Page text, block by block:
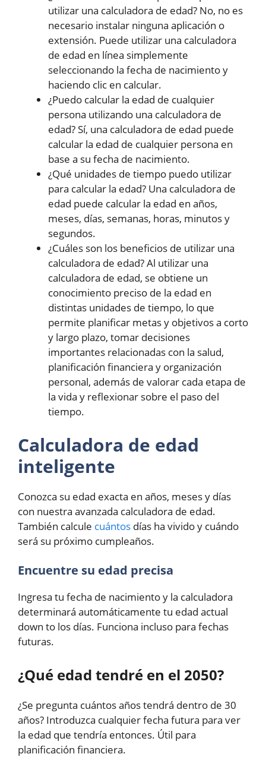
utilizar una calculadora de edad? No, no es
necesario instalar ninguna aplicación o
extensión. Puede utilizar una calculadora
de edad en línea simplemente
seleccionando la fecha de nacimiento y
haciendo clic en calcular.
¿Puedo calcular la edad de cualquier
persona utilizando una calculadora de
edad? Sí, una calculadora de edad puede
calcular la edad de cualquier persona en
base a su fecha de nacimiento.
¿Qué unidades de tiempo puedo utilizar
para calcular la edad? Una calculadora de
edad puede calcular la edad en años,
meses, días, semanas, horas, minutos y
segundos.
¿Cuáles son los beneficios de utilizar una
calculadora de edad? Al utilizar una
calculadora de edad, se obtiene un
conocimiento preciso de la edad en
distintas unidades de tiempo, lo que
permite planificar metas y objetivos a corto
y largo plazo, tomar decisiones
importantes relacionadas con la salud,
planificación financiera y organización
personal, además de valorar cada etapa de
la vida y reflexionar sobre el paso del
tiempo.
Calculadora de edad
inteligente
Conozca su edad exacta en años, meses y días
con nuestra avanzada calculadora de edad.
También calcule cuántos días ha vivido y cuándo
será su próximo cumpleaños.
Encuentre su edad precisa
Ingresa tu fecha de nacimiento y la calculadora
determinará automáticamente tu edad actual
down to los días. Funciona incluso para fechas
futuras.
¿Qué edad tendré en el 2050?
¿Se pregunta cuántos años tendrá dentro de 30
años? Introduzca cualquier fecha futura para ver
la edad que tendría entonces. Útil para
planificación financiera.